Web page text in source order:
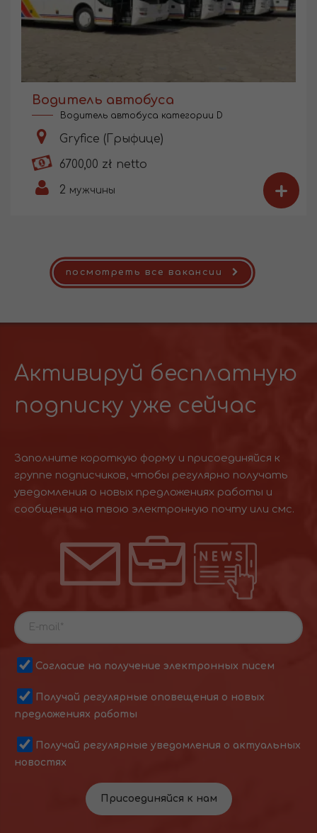
Водитель автобуса
Водитель автобуса категории D
Gryfice (Грыфице)
6700,00 zł netto
2 мужчины +
посмотреть все вакансии
Активируй бесплатную
подписку уже сейчас
Заполните короткую форму и присоединяйся к
группе подписчиков, чтобы регулярно получать
уведомления о новых предложениях работы и
сообщения на твою электронную почту или смс.
Согласие на получение электронных писем
Получай регулярные оповещения о новых
предложениях работы
Получай регулярные уведомления о актуальных
новостях
Присоединяйся к нам